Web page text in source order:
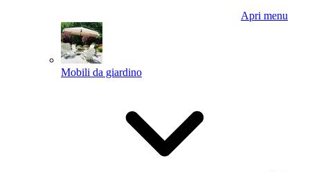
Apri menu
Mobili da giardino